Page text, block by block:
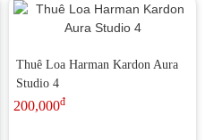
Thuê Loa Harman Kardon Aura
Studio 4
200,000đ